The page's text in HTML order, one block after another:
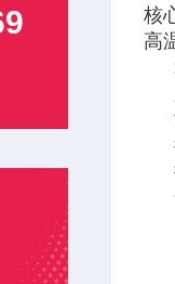
核
高